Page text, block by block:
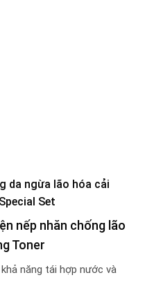
da ngừa lão hóa cải
Set
nếp nhăn chống lão
Toner
năng tái hợp nước và